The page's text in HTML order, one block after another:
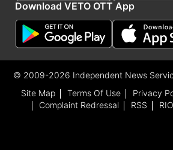
IND vs PAK: टॉस हारते ही बन गया
आंकड़े देख उड़ जाएंगे भारतीय फैंस के
सचिन तेंदुलकर का वर्ल्ड रिकॉर्ड तोड़ने
अब अगले मैच में मिलेगा सुनहरा मौका
Latest Cricket News
Download VETO OTT App
© 2009-2026 Independent News
Site Map
Terms Of Use Privacy
Complaint Redressal
RSS RIO